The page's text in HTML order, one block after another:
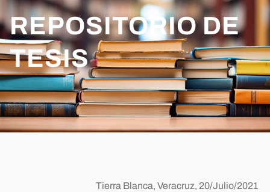
REPOSITORIO DE
TESIS
Tierra Blanca, Veracruz, 20/Julio/2021